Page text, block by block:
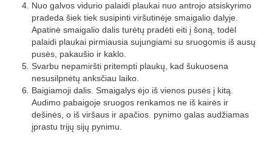
Nuo galvos vidurio palaidi plaukai nuo antrojo atsiskyrimo
pradeda šiek tiek susipinti viršutinėje smaigalio dalyje.
Apatinė smaigalio dalis turėtų pradėti eiti į šoną, todėl
palaidi plaukai pirmiausia sujungiami su sruogomis iš ausų
pusės, pakaušio ir kaklo.
Svarbu nepamiršti pritempti plaukų, kad šukuosena
nesusilpnėtų anksčiau laiko.
Baigiamoji dalis. Smaigalys ėjo iš vienos pusės į kitą.
Audimo pabaigoje sruogos renkamos ne iš kairės ir
dešinės, o iš viršaus ir apačios. pynimo galas audžiamas
įprastu trijų sijų pynimu.